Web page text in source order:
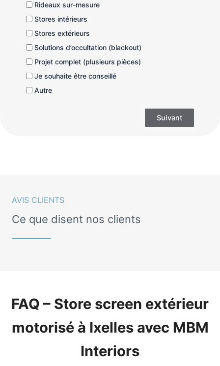
Rideaux sur-mesure
Stores intérieurs
Stores extérieurs
Solutions d’occultation (blackout)
Projet complet (plusieurs pièces)
Je souhaite être conseillé
Autre
Suivant
AVIS CLIENTS
Ce que disent nos clients
FAQ – Store screen extérieur
motorisé à Ixelles avec MBM
Interiors